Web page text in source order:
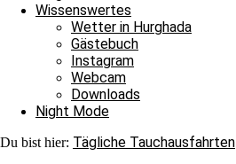
Wissenswertes
Wetter in Hurghada
Gästebuch
Instagram
Webcam
Downloads
Night Mode
Du bist hier: Tägliche Tauchausfahrten